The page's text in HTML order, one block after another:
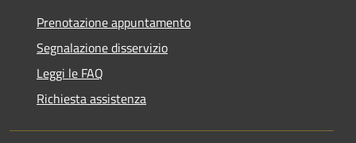
Prenotazione appuntamento
Segnalazione disservizio
Leggi le FAQ
Richiesta assistenza